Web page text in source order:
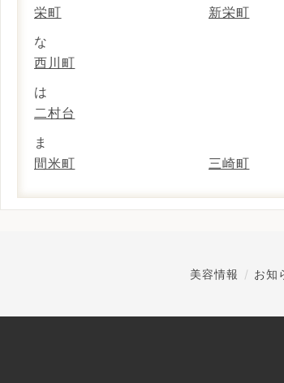
栄町
新栄町
な
西川町
は
二村台
ま
間米町
三崎町
美容情報 お知